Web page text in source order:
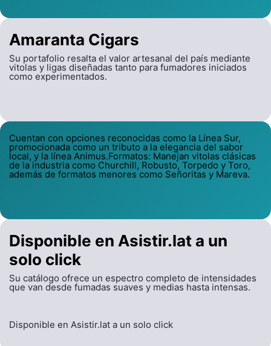
Amaranta Cigars
Su portafolio resalta el valor artesanal del país mediante
vitolas y ligas diseñadas tanto para fumadores iniciados
como experimentados.
Cuentan con opciones reconocidas como la Línea Sur,
promocionada como un tributo a la elegancia del sabor
local, y la línea Animus.Formatos: Manejan vitolas clásicas
de la industria como Churchill, Robusto, Torpedo y Toro,
además de formatos menores como Señoritas y Mareva.
Disponible en Asistir.lat a un
solo click
Su catálogo ofrece un espectro completo de intensidades
que van desde fumadas suaves y medias hasta intensas.
Disponible en Asistir.lat a un solo click